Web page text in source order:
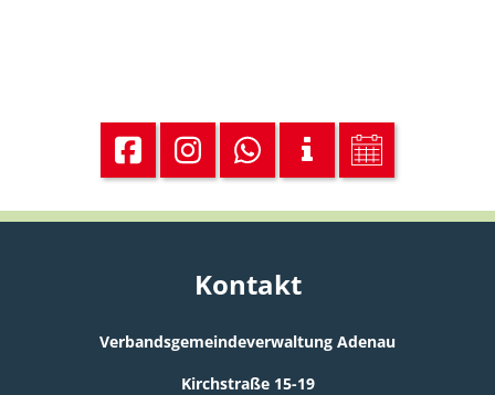
Kontakt
Verbandsgemeindeverwaltung Adenau
Kirchstraße 15-19